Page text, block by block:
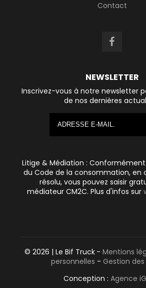
Contact
NEWSLETTER
Inscrivez-vous à notre newsletter
de nos dernières
Litige & Médiation : Conformément
du Code de la consommation, en
résolu, vous pouvez saisir
médiateur CM2C. Plus d'infos sur
© 2026 | Le Bif Truck - Mentions
personnelles - Gestion
Conception : Agence